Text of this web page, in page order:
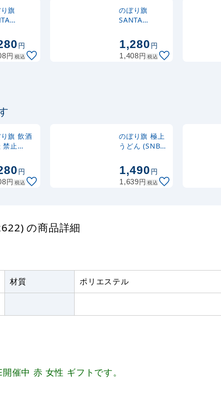
(30537BLK)
20L
旗
2631)
円
円 税込
のぼり旗
SANTA
2627)
1,280円
1,408円 税込
旗 飲酒
禁止
円
円 税込
のぼり旗 極上
うどん (SNB-
1,490円
1,639円 税込
の商品詳細
材質 ポリエステル
催中 赤 女性 ギフトです。